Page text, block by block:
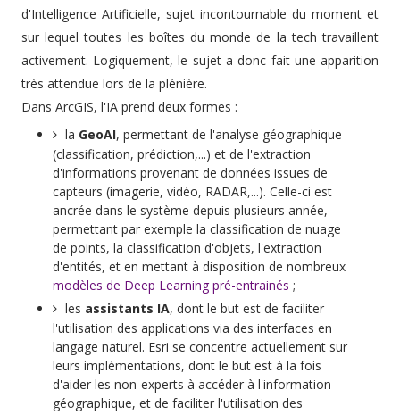
d'Intelligence Artificielle, sujet incontournable du moment et
sur lequel toutes les boîtes du monde de la tech travaillent
activement. Logiquement, le sujet a donc fait une apparition
très attendue lors de la plénière.
Dans ArcGIS, l'IA prend deux formes :
la GeoAI, permettant de l'analyse géographique
(classification, prédiction,...) et de l'extraction
d'informations provenant de données issues de
capteurs (imagerie, vidéo, RADAR,...). Celle-ci est
ancrée dans le système depuis plusieurs année,
permettant par exemple la classification de nuage
de points, la classification d'objets, l'extraction
d'entités, et en mettant à disposition de nombreux
modèles de Deep Learning pré-entrainés ;
les assistants IA, dont le but est de faciliter
l'utilisation des applications via des interfaces en
langage naturel. Esri se concentre actuellement sur
leurs implémentations, dont le but est à la fois
d'aider les non-experts à accéder à l'information
géographique, et de faciliter l'utilisation des